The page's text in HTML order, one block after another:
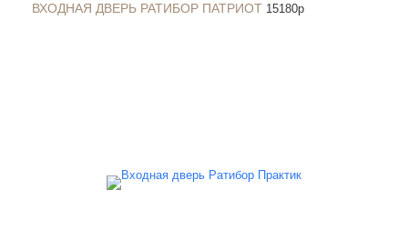
ВХОДНАЯ ДВЕРЬ РАТИБОР ПАТРИОТ 15180p